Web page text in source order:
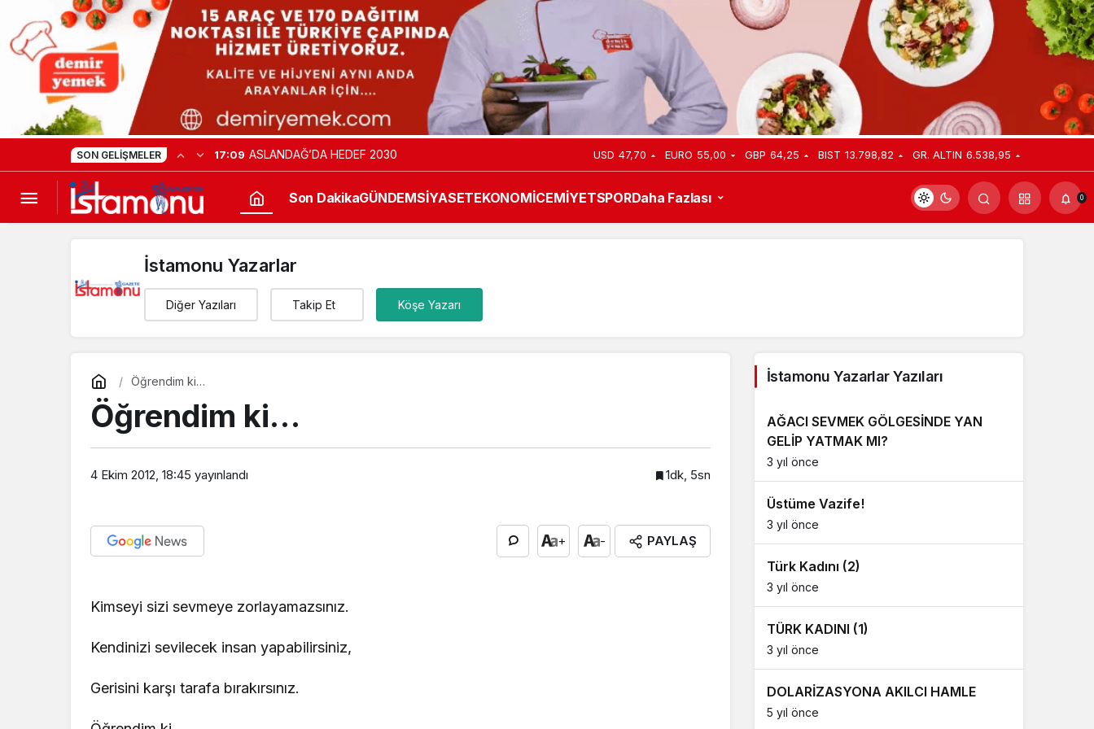
SON GELIŞMELER 17:09 ASLANDAĞ’DA HEDEF 2030 USD 47,70 EURO 55,00 GBP 64,25 BIST 13.798,82 GR. ALTIN 6.538,95
Son DakikaGÜNDEMSİYASETEKONOMİCEMİYETSPORDaha Fazlası 0
İstamonu Yazarlar
Diğer Yazıları Takip Et Köşe Yazarı
Öğrendim ki…
Öğrendim ki…
4 Ekim 2012, 18:45 yayınlandı 1dk, 5sn
+ - PAYLAŞ
Kimseyi sizi sevmeye zorlayamazsınız.
Kendinizi sevilecek insan yapabilirsiniz,
Gerisini karşı tarafa bırakırsınız.
İstamonu Yazarlar Yazıları
AĞACI SEVMEK GÖLGESİNDE YAN
GELİP YATMAK MI?
3 yıl önce
Üstüme Vazife!
3 yıl önce
Türk Kadını (2)
3 yıl önce
TÜRK KADINI (1)
3 yıl önce
DOLARİZASYONA AKILCI HAMLE
5 yıl önce